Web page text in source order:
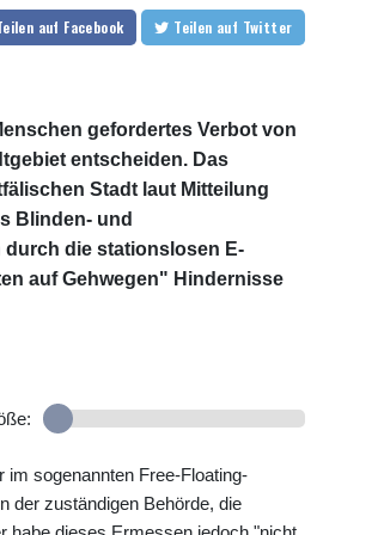
auf Facebook Teilen auf Twitter
gefordertes Verbot von
entscheiden. Das
Stadt laut Mitteilung
Blinden- und
die stationslosen E-
auf Gehwegen" Hindernisse
im sogenannten Free-Floating-
der zuständigen Behörde, die